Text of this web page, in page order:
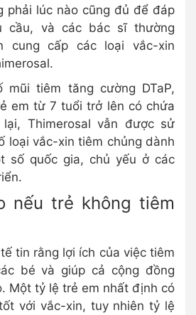
phải lúc nào cũng đủ để đáp
cầu, và các bác sĩ thường
cung cấp các loại vắc-xin
mũi tiêm tăng cường DTaP,
em từ 7 tuổi trở lên có chứa
lại, Thimerosal vẫn được sử
loại vắc-xin tiêm chủng dành
số quốc gia, chủ yếu ở các
nếu trẻ không tiêm
tin rằng lợi ích của việc tiêm
bé và giúp cả cộng đồng
Một tỷ lệ trẻ em nhất định có
với vắc-xin, tuy nhiên tỷ lệ